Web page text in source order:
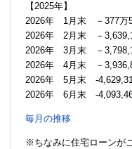
【2025年】
2026年 1月末 －377万
2026年 2月末 －
2026年 3月末 －
2026年 4月末 －
2026年 5月末 -
2026年 6月末 -
毎月の推移
※ちなみに住宅ローンが